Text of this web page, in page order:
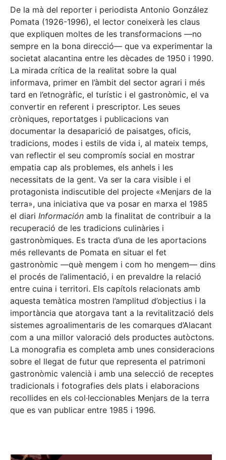
De la mà del reporter i periodista Antonio González
Pomata (1926-1996), el lector coneixerà les claus
que expliquen moltes de les transformacions —no
sempre en la bona direcció— que va experimentar la
societat alacantina entre les dècades de 1950 i 1990.
La mirada crítica de la realitat sobre la qual
informava, primer en l’àmbit del sector agrari i més
tard en l’etnogràfic, el turístic i el gastronòmic, el va
convertir en referent i prescriptor. Les seues
cròniques, reportatges i publicacions van
documentar la desaparició de paisatges, oficis,
tradicions, modes i estils de vida i, al mateix temps,
van reflectir el seu compromís social en mostrar
empatia cap als problemes, els anhels i les
necessitats de la gent. Va ser la cara visible i el
protagonista indiscutible del projecte «Menjars de la
terra», una iniciativa que va posar en marxa el 1985
el diari Información amb la finalitat de contribuir a la
recuperació de les tradicions culinàries i
gastronòmiques. Es tracta d’una de les aportacions
més rellevants de Pomata en situar el fet
gastronòmic —què mengem i com ho mengem— dins
el procés de l’alimentació, i en prevaldre la relació
entre cuina i territori. Els capítols relacionats amb
aquesta temàtica mostren l’amplitud d’objectius i la
importància que atorgava tant a la revitalització dels
sistemes agroalimentaris de les comarques d’Alacant
com a una millor valoració dels productes autòctons.
La monografia es completa amb unes consideracions
sobre el llegat de futur que representa el patrimoni
gastronòmic valencià i amb una selecció de receptes
tradicionals i fotografies dels plats i elaboracions
recollides en els col·leccionables Menjars de la terra
que es van publicar entre 1985 i 1996.